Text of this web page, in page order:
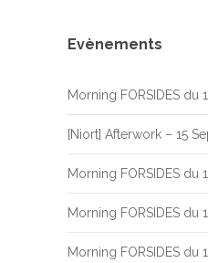
Evènements
Morning FORSIDES du
[Niort] Afterwork – 15
Morning FORSIDES du
Morning FORSIDES du
Morning FORSIDES du